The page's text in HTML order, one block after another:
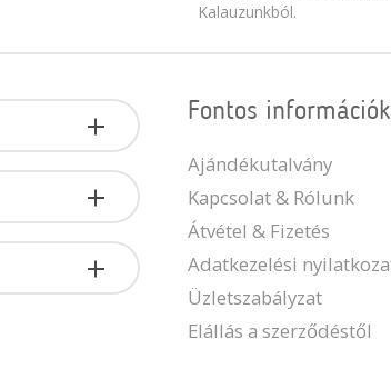
Kalauzunkból.
Fontos információk
Ajándékutalvány
Kapcsolat & Rólunk
Átvétel & Fizetés
Adatkezelési
Üzletszabályzat
Elállás a szerződéstől